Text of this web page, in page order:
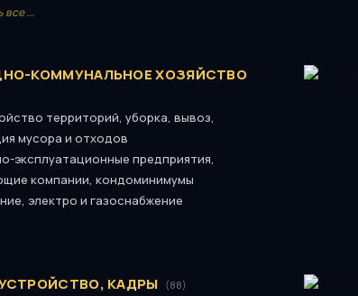
все ...
КОММУНАЛЬНОЕ ХОЗЯЙСТВО
территорий, уборка, вывоз,
мусора и отходов
эксплуатационные предприятия,
компании, кондоминимумы
электро и газоснабжение
КАДРЫ (88)